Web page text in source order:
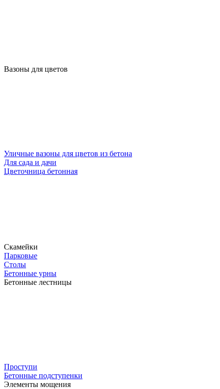
Вазоны для цветов
Уличные вазоны для цветов из бетона
Для сада и дачи
Цветочница бетонная
Скамейки
Парковые
Столы
Бетонные урны
Бетонные лестницы
Проступи
Бетонные подступенки
Элементы мощения